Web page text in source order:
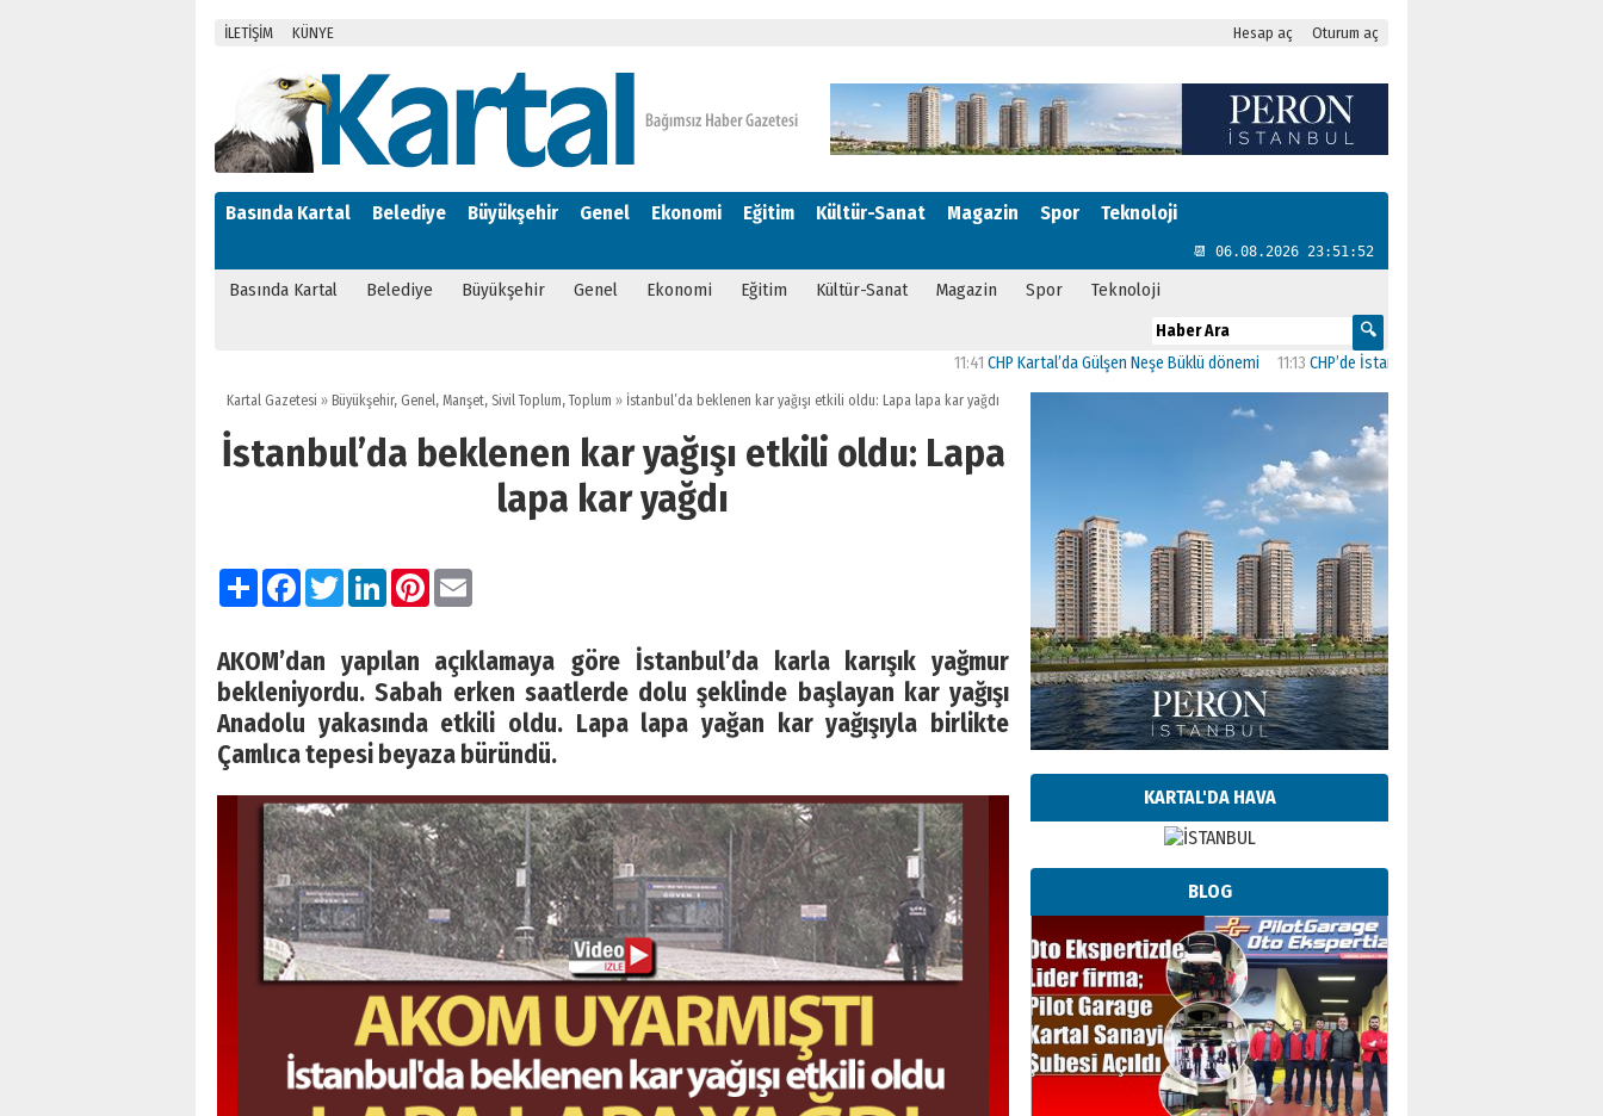
İLETİŞİM KÜNYE Hesap aç Oturum aç
Basında Kartal Belediye Büyükşehir Genel Ekonomi Eğitim Kültür-Sanat Magazin Spor Teknoloji
📆 06.08.2026 23:51:53
Basında Kartal Belediye Büyükşehir Genel Ekonomi Eğitim Kültür-Sanat Magazin Spor Teknoloji
CHP Kartal’da Gülşen Neşe Büklü dönemi 11:13CHP’de İstanbul’daki 23 İlçenin Başkanları Belli Oldu
Kartal Gazetesi » Büyükşehir, Genel, Manşet, Sivil Toplum,Toplum » İstanbul’da beklenen kar yağışı etkili oldu: Lapa lapa kar yağdı
İstanbul’da beklenen kar yağışı etkili oldu: Lapa
lapa kar yağdı
PaylaşFacebook
TwitterLinkedInPinterest
AKOM’dan yapılan açıklamaya göre İstanbul’da karla karışık yağmur
bekleniyordu. Sabah erken saatlerde dolu şeklinde başlayan kar yağışı
Anadolu yakasında etkili oldu. Lapa lapa yağan kar yağışıyla birlikte
Çamlıca tepesi beyaza büründü.
KARTAL'DA HAVA
BLOG